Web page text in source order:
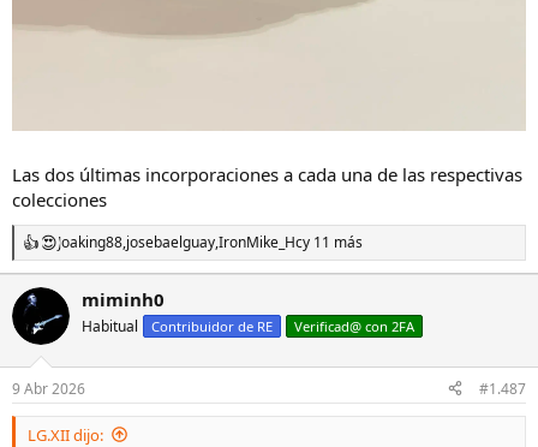
Las dos últimas incorporaciones a cada una de las respectivas
colecciones
R
e
a
c
c
o
n
e
Joaking88,josebaelguay,IronMike_Hcy 11 más
miminh0
Habitual Contribuidor de RE Verificad@ con 2FA
9 Abr 2026 #1.487
LG.XII dijo: